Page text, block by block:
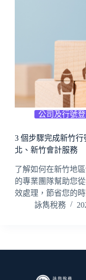
公司及行號
3 個步驟完成新竹
北、新竹會計服務
了解如何在新竹地
的專業團隊幫助您
效處理，節省您的
詠雋稅務